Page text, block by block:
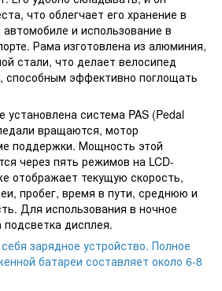
что облегчает его хранение в
автомобиле и использование в
Рама изготовлена из алюминия,
стали, что делает велосипед
способным эффективно поглощать
установлена система PAS (Pedal
вращаются, мотор
поддержки. Мощность этой
через пять режимов на LCD-
отображает текущую скорость,
пробег, время в пути, среднюю и
Для использования в ночное
дисплея.
зарядное устройство. Полное
батареи составляет около 6-8